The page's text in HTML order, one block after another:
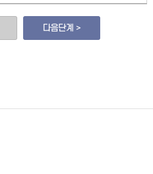
다음단계 >